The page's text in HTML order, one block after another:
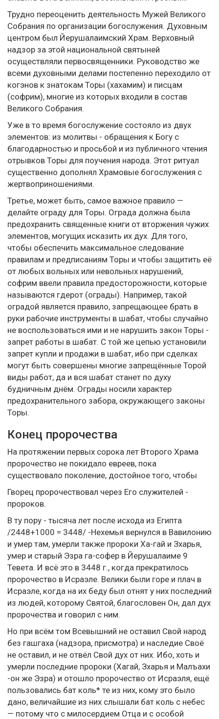
Трудно переоценить деятельность Мужей Великого
Собрания по организации богослужения. Духовным
центром был Йерушалаимский Храм. Верховный
надзор за этой национальной святыней
осуществляли первосвященники. Руководство же
всеми духовными делами постепенно переходило от
когэнов к знатокам Торы (хахамим) и писцам
(софрим), многие из которых входили в состав
Великого Собрания.
Уже в то время богослужение состояло из двух
элементов: из молитвы - обращения к Богу с
благодарностью и просьбой и из публичного чтения
отрывков Торы для поучения народа. Этот ритуал
существенно дополнял Храмовые богослужения с
жертвоприношениями.
Третье, может быть, самое важное правило —
делайте ограду для Торы. Ограда должна была
предохранить священные книги от вторжения чужих
элементов, могущих исказить их дух. Для того,
чтобы обеспечить максимальное следование
правилам и предписаниям Торы и чтобы защитить её
от любых вольных или невольных нарушений,
софрим ввели правила предосторожности, которые
называются гдерот (ограды). Например, такой
оградой является правило, запрещающее брать в
руки рабочие инструменты в шабат, чтобы случайно
не воспользоваться ими и не нарушить закон Торы -
запрет работы в шабат. С той же цепью установили
запрет купли и продажи в шабат, ибо при сделках
могут быть совершены многие запрещённые Торой
виды работ, да и вся шабат станет по духу
будничным днём. Ограды носили характер
предохранительного забора, окружающего законы
Торы.
Конец пророчества
На протяжении первых сорока лет Второго Храма
пророчество не покидало евреев, пока
существовало поколение, достойное того, чтобы
Гворец пророчествовал через Его служителей -
пророков.
В ту пору - тысяча лет после исхода из Египта
/2448+1000 = 3448/ -Нехемья вернулся в Вавилонию
и умер там, умерли также пророки Ха-гай и Зхарья,
умер и старый Эзра га-софер в Йерушалаиме 9
Тевета. И всё это в 3448 г., когда прекратилось
пророчество в Исраэле. Велики были горе и плач в
Исраэле, когда на их беду был отнят у них последний
из людей, которому Святой, благословен Он, дал дух
пророчества и говорил с ним.
Но при всём том Всевышний не оставил Свой народ
без гашгаха (надзора, присмотра) и наследие Своё
не оставил, и не отвёл Свой дух от них. Ибо, хоть и
умерли последние пророки (Хагай, Зхарья и Малъахи
-он же Эзра) и отошло пророчество от Исраэля, ещё
пользовались бат коль* те из них, кому это было
дано, величайшие из них слышали бат коль с небес
— потому что с милосердием Отца и с особой